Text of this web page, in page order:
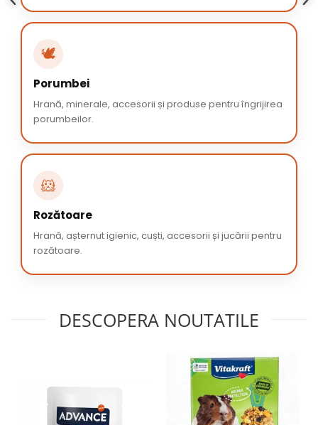
🕊️
Porumbei
Hrană, minerale, accesorii și produse pentru îngrijirea
porumbeilor.
🐹
Rozătoare
Hrană, așternut igienic, cuști, accesorii și jucării pentru
rozătoare.
DESCOPERA NOUTATILE